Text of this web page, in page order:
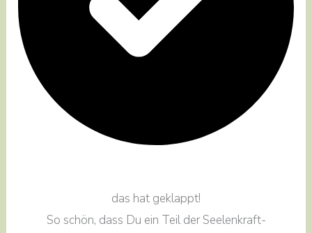
das hat geklappt!
So schön, dass Du ein Teil der Seelenkraft-